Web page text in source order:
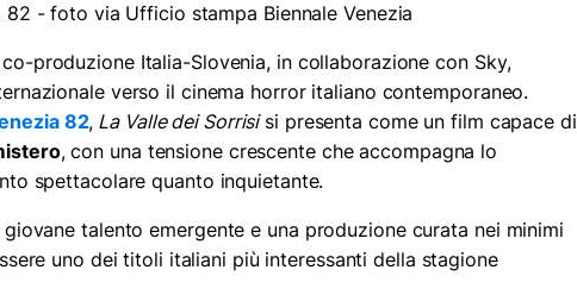
82 - foto via Ufficio stampa Biennale Venezia
produzione Italia-Slovenia, in collaborazione con Sky,
verso il cinema horror italiano contemporaneo.
82, La Valle dei Sorrisisi presenta come un film capace di
, con una tensione crescente che accompagna lo
spettacolare quanto inquietante.
talento emergente e una produzione curata nei minimi
uno dei titoli italiani più interessanti della stagione